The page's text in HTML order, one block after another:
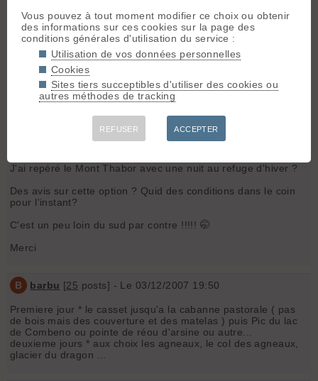
le lendemain c'est cool !!!!! Pas de couloir raide à skier mais
pas de souci pour du glacier et ou un petit rappel !!!!!!! 😉
Voilà de préférence dans les alpes du sud histoire d'éviter les
bornes !!!!!!
Merci d'avance pour vos idées lumineuses
posts] - Le 03/12/2007 17:09
J'ai repéré le Mont Thabor avec une nuit au refuge d'hiver ?
Des avis sur cette option ? Quid des conditions dans le coin
pour l'instant?
C'est un peu loin du sud par contre !!!!! 🤭
Merci
B barbu [25 posts] - Le 03/12/2007 19:50
Premiere jour * le casset jusqu'a la cabanne pastorale ( pas
de bois mais des couverture et des matelas ) puis Pic du lac
de Combeno ou pointe de réou d'arsine ou autre...
deuxieme jours * aux choix les agneaux, le col des agneaux,
glacier du dragon ...
Vous pouvez à tout moment modifier ce choix ou obtenir
des informations sur ces cookies sur la page des
conditions générales d'utilisation du service :
Utilisation de vos données personnelles
Cookies
Sites tiers succeptibles d'utiliser des cookies ou
autres méthodes de tracking
REFUSER ACCEPTER